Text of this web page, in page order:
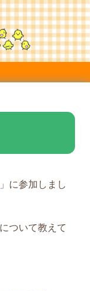
に参加しまし
ついて教えて